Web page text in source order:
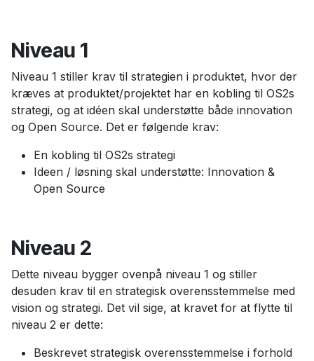
Niveau 1
Niveau 1 stiller krav til strategien i produktet, hvor der
kræves at produktet/projektet har en kobling til OS2s
strategi, og at idéen skal understøtte både innovation
og Open Source. Det er følgende krav:
En kobling til OS2s strategi
Ideen / løsning skal understøtte: Innovation &
Open Source
Niveau 2
Dette niveau bygger ovenpå niveau 1 og stiller
desuden krav til en strategisk overensstemmelse med
vision og strategi. Det vil sige, at kravet for at flytte til
niveau 2 er dette:
Beskrevet strategisk overensstemmelse i forhold